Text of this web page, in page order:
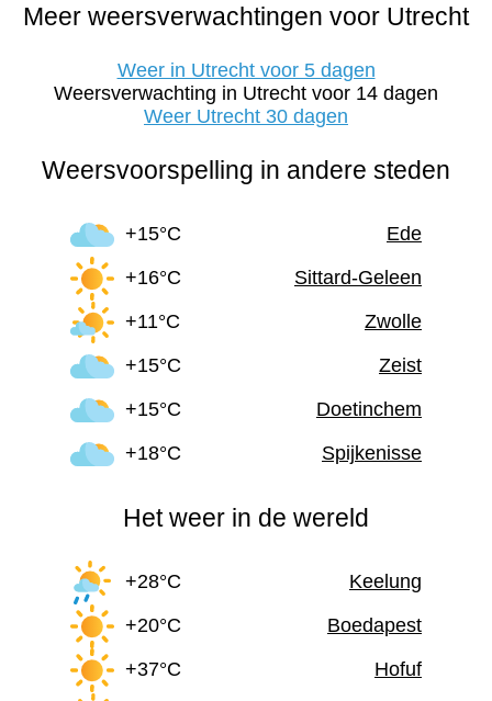
Meer weersverwachtingen voor Utrecht
Weer in Utrecht voor 5 dagen
Weersverwachting in Utrecht voor 14 dagen
Weer Utrecht 30 dagen
Weersvoorspelling in andere steden
+15°C
Ede
+16°C
Sittard-Geleen
+11°C
Zwolle
+15°C
Zeist
+15°C
Doetinchem
+18°C
Spijkenisse
Het weer in de wereld
+28°C
Keelung
+20°C
Boedapest
+37°C
Hofuf